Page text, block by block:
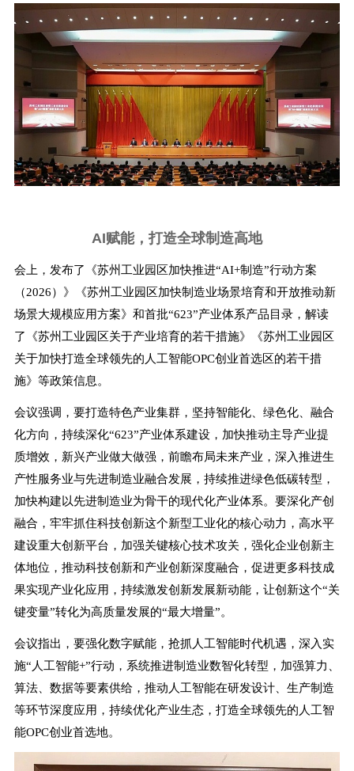
AI赋能，打造全球制造高地
会上，发布了《苏州工业园区加快推进“AI+制造”行动方案
（2026）》《苏州工业园区加快制造业场景培育和开放推动新
场景大规模应用方案》和首批“623”产业体系产品目录，解读
了《苏州工业园区关于产业培育的若干措施》《苏州工业园区
关于加快打造全球领先的人工智能OPC创业首选区的若干措
施》等政策信息。
会议强调，要打造特色产业集群，坚持智能化、绿色化、融合
化方向，持续深化“623”产业体系建设，加快推动主导产业提
质增效，新兴产业做大做强，前瞻布局未来产业，深入推进生
产性服务业与先进制造业融合发展，持续推进绿色低碳转型，
加快构建以先进制造业为骨干的现代化产业体系。要深化产创
融合，牢牢抓住科技创新这个新型工业化的核心动力，高水平
建设重大创新平台，加强关键核心技术攻关，强化企业创新主
体地位，推动科技创新和产业创新深度融合，促进更多科技成
果实现产业化应用，持续激发创新发展新动能，让创新这个“关
键变量”转化为高质量发展的“最大增量”。
会议指出，要强化数字赋能，抢抓人工智能时代机遇，深入实
施“人工智能+”行动，系统推进制造业数智化转型，加强算力、
算法、数据等要素供给，推动人工智能在研发设计、生产制造
等环节深度应用，持续优化产业生态，打造全球领先的人工智
能OPC创业首选地。